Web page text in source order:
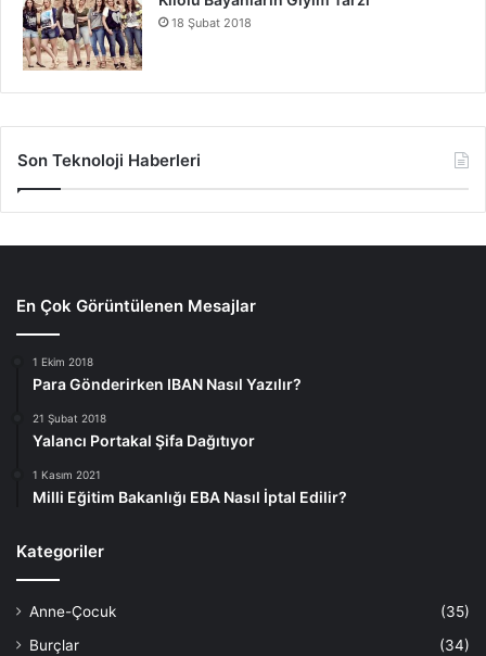
18 Şubat 2018
Son Teknoloji Haberleri
En Çok Görüntülenen Mesajlar
1 Ekim 2018
Para Gönderirken IBAN Nasıl Yazılır?
21 Şubat 2018
Yalancı Portakal Şifa Dağıtıyor
1 Kasım 2021
Milli Eğitim Bakanlığı EBA Nasıl İptal Edilir?
Kategoriler
Anne-Çocuk
(35)
Burçlar
(34)